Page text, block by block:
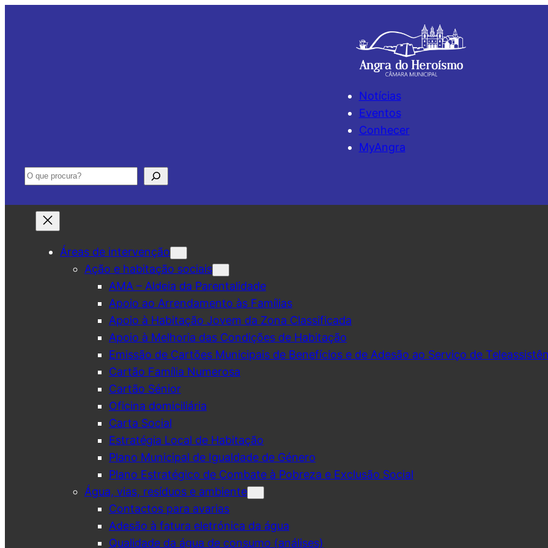
Notícias
Eventos
Conhecer
MyAngra
Pesquisar
Áreas de intervenção
Ação e habitação sociais
AMA – Aldeia da Parentalidade
Apoio ao Arrendamento às Famílias
Apoio à Habitação Jovem da Zona Classificada
Apoio à Melhoria das Condições de Habitação
Emissão de Cartões Municipais de Benefícios e de Adesão ao Serviço de
Cartão Família Numerosa
Cartão Sénior
Oficina domiciliária
Carta Social
Estratégia Local de Habitação
Plano Municipal de Igualdade de Género
Plano Estratégico de Combate à Pobreza e Exclusão Social
Água, vias, resíduos e ambiente
Contactos para avarias
Adesão à fatura eletrónica da água
Qualidade da água de consumo (análises)